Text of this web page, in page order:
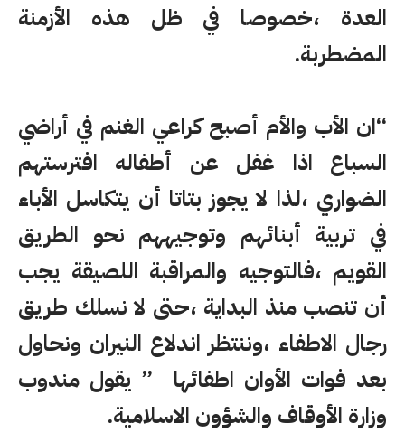
العدة ،خصوصا في ظل هذه الأزمنة
المضطربة.
“ان الأب والأم أصبح كراعي الغنم في أراضي
السباع اذا غفل عن أطفاله افترستهم
الضواري ،لذا لا يجوز بتاتا أن يتكاسل الأباء
في تربية أبنائهم وتوجيههم نحو الطريق
القويم ،فالتوجيه والمراقبة اللصيقة يجب
أن تنصب منذ البداية ،حتى لا نسلك طريق
رجال الاطفاء ،وننتظر اندلاع النيران ونحاول
بعد فوات الأوان اطفائها ” يقول مندوب
وزارة الأوقاف والشؤون الاسلامية.